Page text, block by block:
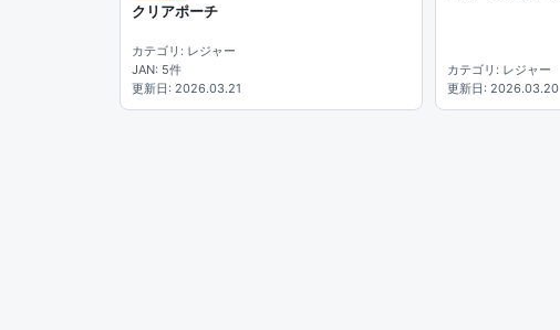
クリアポーチ
カテゴリ: レジャー
JAN: 5件
更新日: 2026.03.21
カテゴリ: レジャー
更新日: 2026.03.20